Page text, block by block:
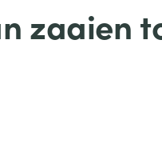
zaaien